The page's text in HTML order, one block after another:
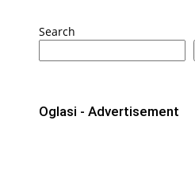
Search
Oglasi - Advertisement